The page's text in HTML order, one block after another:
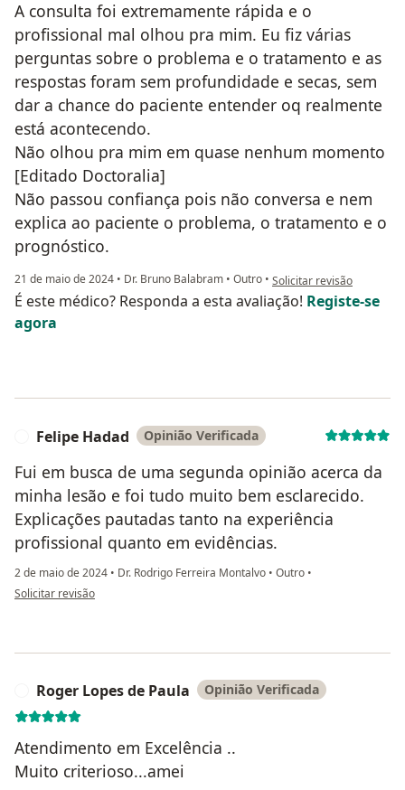
A consulta foi extremamente rápida e o
profissional mal olhou pra mim. Eu fiz várias
perguntas sobre o problema e o tratamento e as
respostas foram sem profundidade e secas, sem
dar a chance do paciente entender oq realmente
está acontecendo.
Não olhou pra mim em quase nenhum momento
[Editado Doctoralia]
Não passou confiança pois não conversa e nem
explica ao paciente o problema, o tratamento e o
prognóstico.
21 de maio de 2024 • Dr. Bruno Balabram • Outro • na opinião do utilizador
Solicitar revisão
É este médico? Responda a esta avaliação! Registe-se
agora
Felipe Hadad Opinião Verificada
Fui em busca de uma segunda opinião acerca da
minha lesão e foi tudo muito bem esclarecido.
Explicações pautadas tanto na experiência
profissional quanto em evidências.
2 de maio de 2024 • Dr. Rodrigo Ferreira Montalvo • Outro •
na opinião do utilizador Felipe Hadad
Solicitar revisão
Roger Lopes de Paula Opinião Verificada
Atendimento em Excelência ..
Muito criterioso...amei